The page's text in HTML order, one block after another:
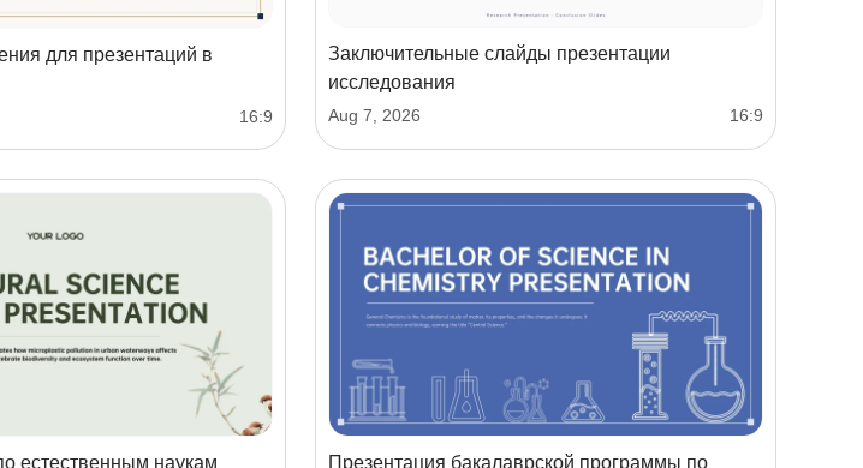
для презентаций в
16:9
Заключительные слайды презентации
исследования
Aug 7, 2026 16:9
естественным наукам
Презентация бакалаврской программы по